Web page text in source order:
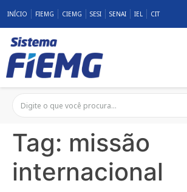
INÍCIO FIEMG CIEMG SESI SENAI IEL CIT
Tag: missão
internacional